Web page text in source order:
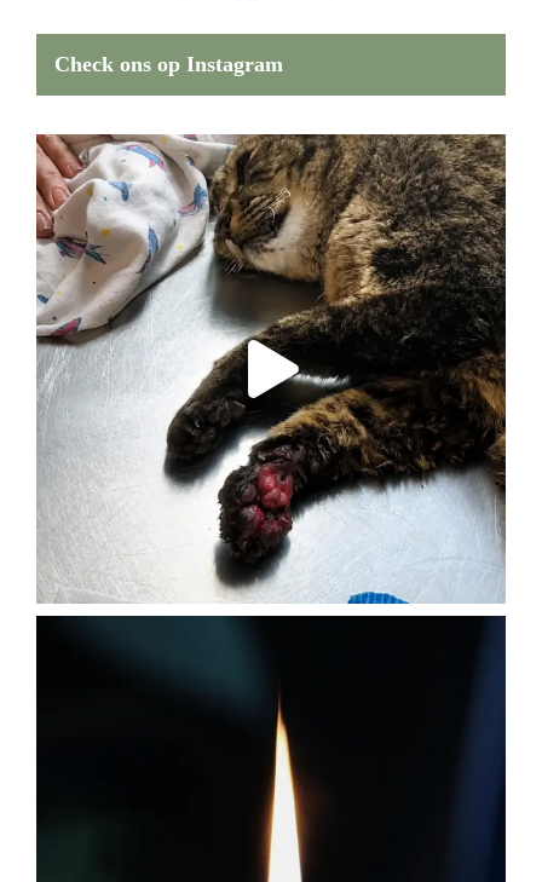
Check ons op Instagram